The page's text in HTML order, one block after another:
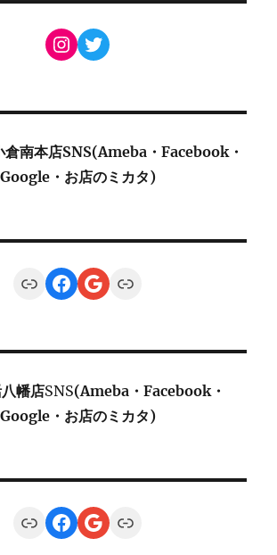
Instagram
Twitter
倉南本店SNS(Ameba・Facebook・
Google・お店のミカタ)
LinkFacebook
Google
Link
幡店SNS(Ameba・Facebook・
Google・お店のミカタ)
LinkFacebook
Google
Link